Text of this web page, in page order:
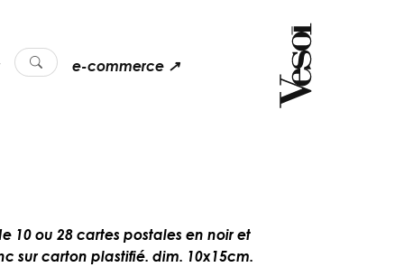
e-commerce ↗
10 ou 28 cartes postales en noir et
sur carton plastifié. dim. 10x15cm.